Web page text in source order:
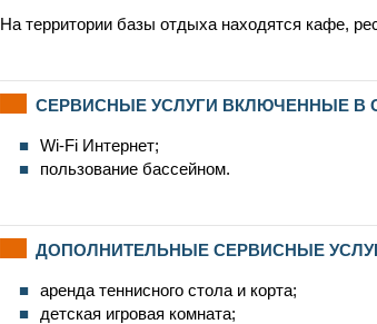
На территории базы отдыха находятся кафе,
СЕРВИСНЫЕ УСЛУГИ ВКЛЮЧЕННЫЕ В
Wi-Fi Интернет;
пользование бассейном.
ДОПОЛНИТЕЛЬНЫЕ СЕРВИСНЫЕ
аренда теннисного стола и корта;
детская игровая комната;